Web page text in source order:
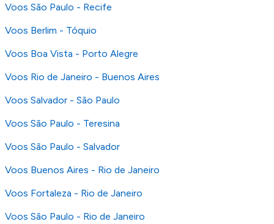
Voos São Paulo - Recife
Voos Berlim - Tóquio
Voos Boa Vista - Porto Alegre
Voos Rio de Janeiro - Buenos Aires
Voos Salvador - São Paulo
Voos São Paulo - Teresina
Voos São Paulo - Salvador
Voos Buenos Aires - Rio de Janeiro
Voos Fortaleza - Rio de Janeiro
Voos São Paulo - Rio de Janeiro